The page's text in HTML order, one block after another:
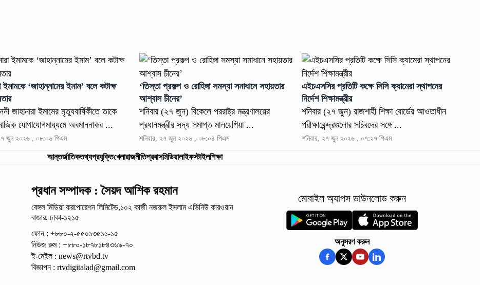
ইমামকে ‘জাহান্নামের ইমাম’ বলে কটাক্ষ
জাহানারা ইমামের মৃত্যুবার্ষিকীতে তাকে
যোগাযোগমাধ্যমে অবমাননাকর ...
জুন ২০২৬ , ০৮:০৬ পিএম
‘তিস্তা প্রকল্প ও রোহিঙ্গা সমস্যা সমাধানে সহায়তার
আশ্বাস চীনের’
শনিবার (২৭ জুন) বিকেলে পররাষ্ট্র মন্ত্রণালয়ের
প্রধানমন্ত্রীর সদ্য সমাপ্ত মালয়েশিয়া ...
শনিবার, ২৭ জুন ২০২৬ , ০৮:০৪ পিএম
এইচএসসির প্রতিটি কক্ষে সিসি ক্যামেরা স্থাপনের
নির্দেশ শিক্ষামন্ত্রীর
শনিবার (২৭ জুন) রাজশাহী শিক্ষা বোর্ডের আওতাধীন
পরীক্ষাকেন্দ্রগুলোর সচিবদের সঙ্গে ...
শনিবার, ২৭ জুন ২০২৬ , ০৭:২৭ পিএম
আন্তর্জাতিকতথ্যপ্রযুক্তিখেলারাজনীতিপ্রবাসমিডিয়ালাইফস্টাইলশিক্ষা
প্রধান সম্পাদক : সৈয়দ আশিক রহমান
বেঙ্গল মিডিয়া করপোরেশন লিমিটেড,১০২ কাজী নজরুল ইসলামএভিনিউ কারওয়ান
বাজার, ঢাকা-১২১৫
ফোন : +৮৮০-২-৫৫০১৩৫১১-১৫
নিউজ রুম : +৮৮০-১৮৭৮১৮৪৩৬৯-৭০
ই-মেইল : news@rtvbd.tv
বিজ্ঞাপন : rtvdigitalad@gmail.com
মোবাইল অ্যাপস ডাউনলোড করুন
অনুসরণ করুন